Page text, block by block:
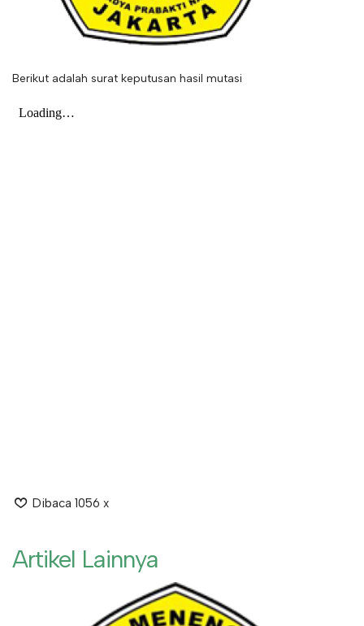
Berikut adalah surat keputusan hasil mutasi
Dibaca 1056 x
Artikel Lainnya